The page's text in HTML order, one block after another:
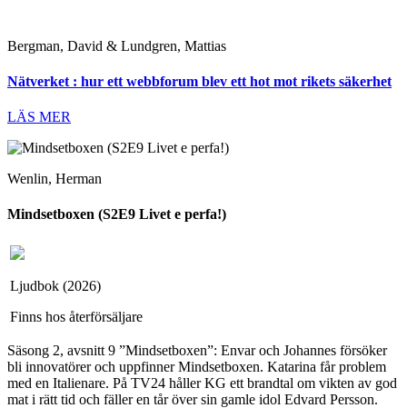
Bergman, David & Lundgren, Mattias
Nätverket : hur ett webbforum blev ett hot mot rikets säkerhet
LÄS MER
Wenlin, Herman
Mindsetboxen (S2E9 Livet e perfa!)
Ljudbok (2026)
Finns hos återförsäljare
Säsong 2, avsnitt 9 ”Mindsetboxen”: Envar och Johannes försöker
bli innovatörer och uppfinner Mindsetboxen. Katarina får problem
med en Italienare. På TV24 håller KG ett brandtal om vikten av god
mat i rätt tid och fäller en tår över sin gamle idol Edvard Persson.